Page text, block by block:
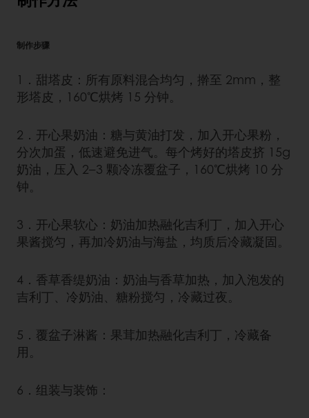
制作步骤
1．甜塔皮：所有原料混合均匀，擀至 2mm，整
形塔皮，160℃烘烤 15 分钟。
2．开心果奶油：糖与黄油打发，加入开心果粉，
分次加蛋，低速避免进气。每个烤好的塔皮挤 15g
奶油，压入 2–3 颗冷冻覆盆子，160℃烘烤 10 分
钟。
3．开心果软心：奶油加热融化吉利丁，加入开心
果酱搅匀，再加冷奶油与海盐，均质后冷藏凝固。
4．香草香缇奶油：奶油与香草加热，加入泡发的
吉利丁、冷奶油、糖粉搅匀，冷藏过夜。
5．覆盆子淋酱：果茸加热融化吉利丁，冷藏备
用。
6．组装与装饰：